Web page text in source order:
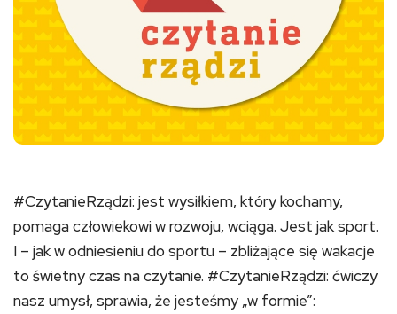
#CzytanieRządzi: jest wysiłkiem, który kochamy,
pomaga człowiekowi w rozwoju, wciąga. Jest jak sport.
I – jak w odniesieniu do sportu – zbliżające się wakacje
to świetny czas na czytanie. #CzytanieRządzi: ćwiczy
nasz umysł, sprawia, że jesteśmy „w formie”: